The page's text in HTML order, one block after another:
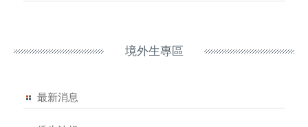
境外生專區
最新消息